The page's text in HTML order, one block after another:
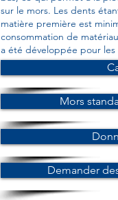
sur le mors. Les dents
matière première est
consommation de
a été développée pour les
Mors
Demander